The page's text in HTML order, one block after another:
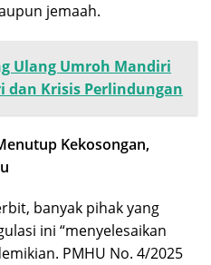
jemaah.
Ulang Umroh Mandiri
dan Krisis Perlindungan
Kekosongan,
banyak pihak yang
ini “menyelesaikan
PMHU No. 4/2025